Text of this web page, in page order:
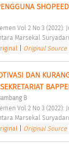
Vol 2 No 3
Marsekal
Original Source
DAN
B
Vol 2 No 3
Marsekal
Original Source